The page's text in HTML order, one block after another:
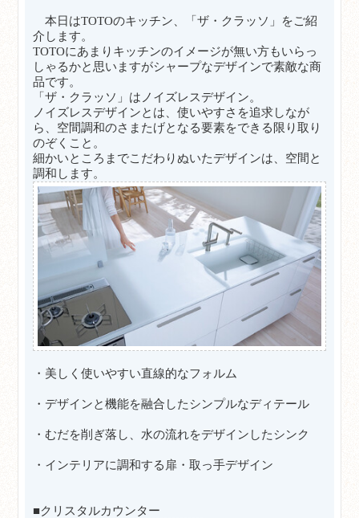
本日はTOTOのキッチン、「ザ・クラッソ」をご紹
介します。
TOTOにあまりキッチンのイメージが無い方もいらっ
しゃるかと思いますがシャープなデザインで素敵な商
品です。
「ザ・クラッソ」はノイズレスデザイン。
ノイズレスデザインとは、使いやすさを追求しなが
ら、空間調和のさまたげとなる要素をできる限り取り
のぞくこと。
細かいところまでこだわりぬいたデザインは、空間と
調和します。
・美しく使いやすい直線的なフォルム
・デザインと機能を融合したシンプルなディテール
・むだを削ぎ落し、水の流れをデザインしたシンク
・インテリアに調和する扉・取っ手デザイン
■クリスタルカウンター